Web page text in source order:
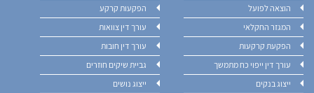
הוצאה לפועל
המגזר החקלאי
הפקעת קרקעות
עורך דין ייפוי כח מתמשך
ייצוג בנקים
הפקעות קרקע
עורך דין צוואות
עורך דין חובות
גביית שיקים חוזרים
ייצוג נושים